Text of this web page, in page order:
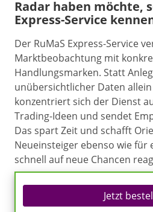
Radar haben möchte,
Express-Service
Der RuMaS Express-Service
Marktbeobachtung mit
Handlungsmarken. Statt
unübersichtlicher Daten allein
konzentriert sich der Dienst
Trading-Ideen und sendet
Das spart Zeit und schafft
Neueinsteiger ebenso wie für
schnell auf neue Chancen
Jetzt